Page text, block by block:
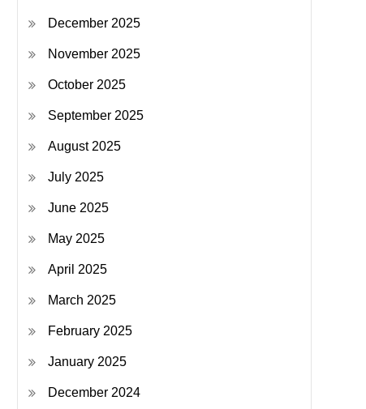
December 2025
November 2025
October 2025
September 2025
August 2025
July 2025
June 2025
May 2025
April 2025
March 2025
February 2025
January 2025
December 2024